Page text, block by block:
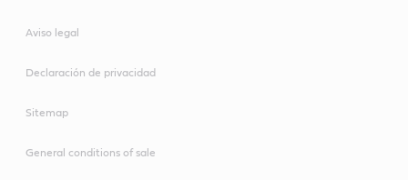
Aviso legal
Declaración de privacidad
Sitemap
General conditions of sale